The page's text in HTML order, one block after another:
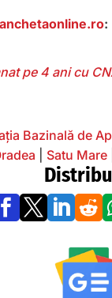
anchetaonline.ro:
pe 4 ani cu
Bazinală de
Satu Mare
   